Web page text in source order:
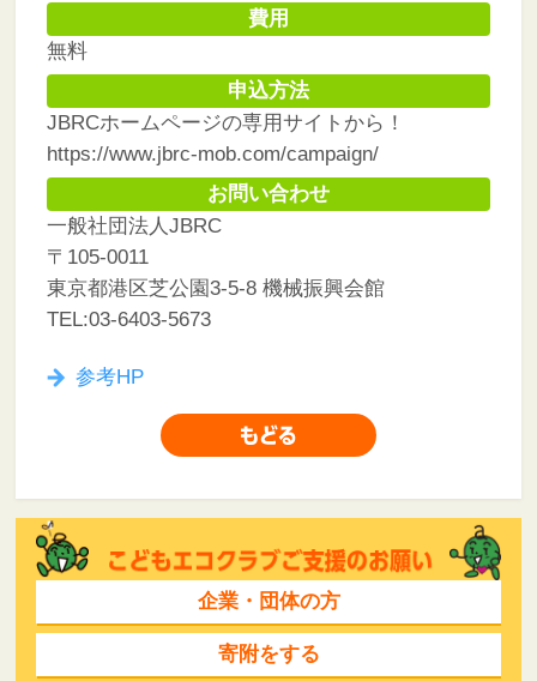
費用
無料
申込方法
JBRCホームページの専用サイトから！
https://www.jbrc-mob.com/campaign/
お問い合わせ
一般社団法人JBRC
〒105-0011
東京都港区芝公園3-5-8 機械振興会館
TEL:03-6403-5673
参考HP
企業・団体の方
寄附をする